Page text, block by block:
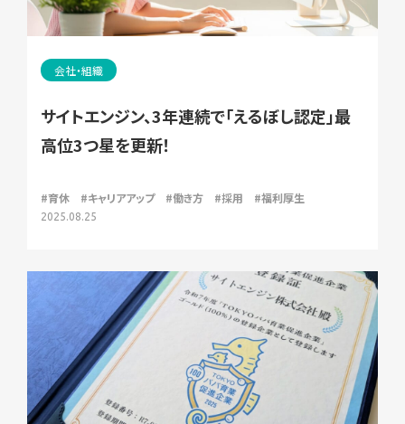
会社・組織
サイトエンジン、3年連続で「えるぼし認定」最
高位3つ星を更新！
#育休 #キャリアアップ #働き方 #採用 #福利厚生
2025.08.25